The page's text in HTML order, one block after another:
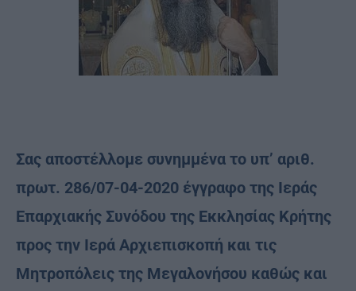
Σας αποστέλλομε συνημμένα το υπ’ αριθ.
πρωτ. 286/07-04-2020 έγγραφο της Ιεράς
Επαρχιακής Συνόδου της Εκκλησίας Κρήτης
προς την Ιερά Αρχιεπισκοπή και τις
Μητροπόλεις της Μεγαλονήσου καθώς και